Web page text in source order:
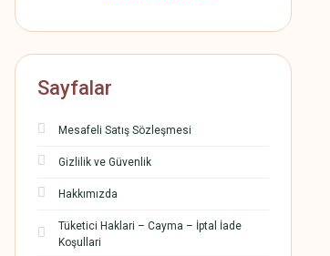
Sayfalar
Mesafeli Satış Sözleşmesi
Gizlilik ve Güvenlik
Hakkımızda
Tüketici Haklari – Cayma – İptal İade
Koşullari